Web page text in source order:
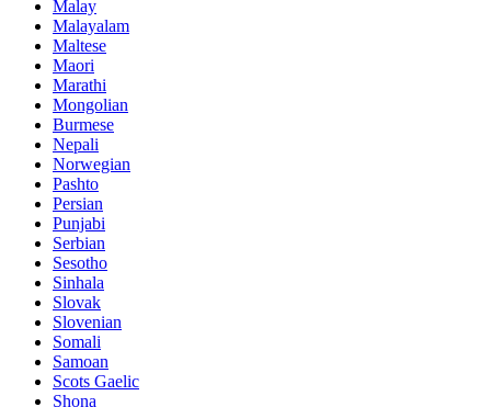
Malay
Malayalam
Maltese
Maori
Marathi
Mongolian
Burmese
Nepali
Norwegian
Pashto
Persian
Punjabi
Serbian
Sesotho
Sinhala
Slovak
Slovenian
Somali
Samoan
Scots Gaelic
Shona